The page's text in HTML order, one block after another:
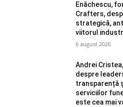
Enăchescu,
Crafters,
strategică,
viitorul
6 august 2026
Andrei
despre
transparență
serviciilor
este cea mai